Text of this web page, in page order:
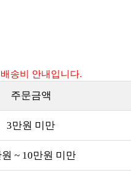
송비 안내입니다.
주문금액
3만원 미만
~ 10만원 미만